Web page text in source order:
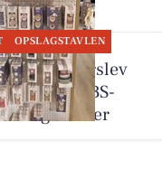
OPSLAGSTAVLEN
Brønderslev
af BIBS-
farver